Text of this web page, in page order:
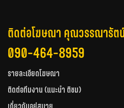
ติดต่อโฆษณา คุณวรรณารัต
090-464-8959
รายละเอียดโฆษณา
ติดต่อทีมงาน (แนะนำ ติชม)